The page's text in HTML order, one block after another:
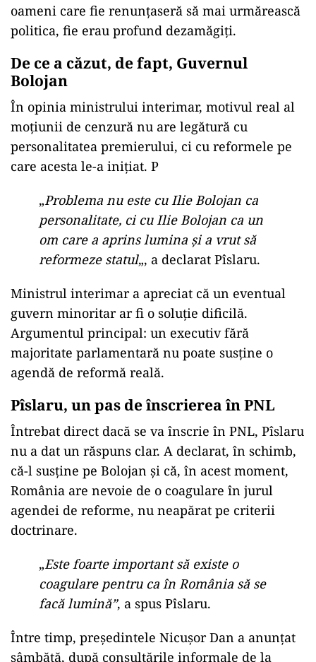
oameni care fie renunțaseră să mai urmărească
politica, fie erau profund dezamăgiți.
De ce a căzut, de fapt, Guvernul
Bolojan
În opinia ministrului interimar, motivul real al
moțiunii de cenzură nu are legătură cu
personalitatea premierului, ci cu reformele pe
care acesta le-a inițiat. P
„Problema nu este cu Ilie Bolojan ca
personalitate, ci cu Ilie Bolojan ca un
om care a aprins lumina și a vrut să
reformeze statul„, a declarat Pîslaru.
Ministrul interimar a apreciat că un eventual
guvern minoritar ar fi o soluție dificilă.
Argumentul principal: un executiv fără
majoritate parlamentară nu poate susține o
agendă de reformă reală.
Pîslaru, un pas de înscrierea în PNL
Întrebat direct dacă se va înscrie în PNL, Pîslaru
nu a dat un răspuns clar. A declarat, în schimb,
că-l susține pe Bolojan și că, în acest moment,
România are nevoie de o coagulare în jurul
agendei de reforme, nu neapărat pe criterii
doctrinare.
„Este foarte important să existe o
coagulare pentru ca în România să se
facă lumină”, a spus Pîslaru.
Între timp, președintele Nicușor Dan a anunțat
sâmbătă, după consultările informale de la